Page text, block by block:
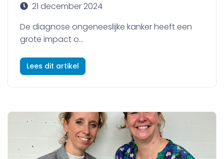
21 december 2024
De diagnose ongeneeslijke kanker heeft een
grote impact o...
Lees dit artikel